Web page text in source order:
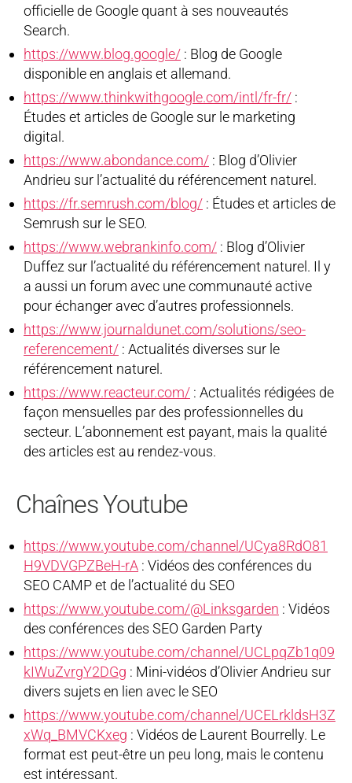
officielle de Google quant à ses nouveautés
Search.
https://www.blog.google/ : Blog de Google
disponible en anglais et allemand.
https://www.thinkwithgoogle.com/intl/fr-fr/ :
Études et articles de Google sur le marketing
digital.
https://www.abondance.com/ : Blog d’Olivier
Andrieu sur l’actualité du référencement naturel.
https://fr.semrush.com/blog/ : Études et articles de
Semrush sur le SEO.
https://www.webrankinfo.com/ : Blog d’Olivier
Duffez sur l’actualité du référencement naturel. Il y
a aussi un forum avec une communauté active
pour échanger avec d’autres professionnels.
https://www.journaldunet.com/solutions/seo-
referencement/ : Actualités diverses sur le
référencement naturel.
https://www.reacteur.com/ : Actualités rédigées de
façon mensuelles par des professionnelles du
secteur. L’abonnement est payant, mais la qualité
des articles est au rendez-vous.
Chaînes Youtube
https://www.youtube.com/channel/UCya8RdO81
H9VDVGPZBeH-rA : Vidéos des conférences du
SEO CAMP et de l’actualité du SEO
https://www.youtube.com/@Linksgarden : Vidéos
des conférences des SEO Garden Party
https://www.youtube.com/channel/UCLpqZb1q09
kIWuZvrgY2DGg : Mini-vidéos d’Olivier Andrieu sur
divers sujets en lien avec le SEO
https://www.youtube.com/channel/UCELrkldsH3Z
xWq_BMVCKxeg : Vidéos de Laurent Bourrelly. Le
format est peut-être un peu long, mais le contenu
est intéressant.